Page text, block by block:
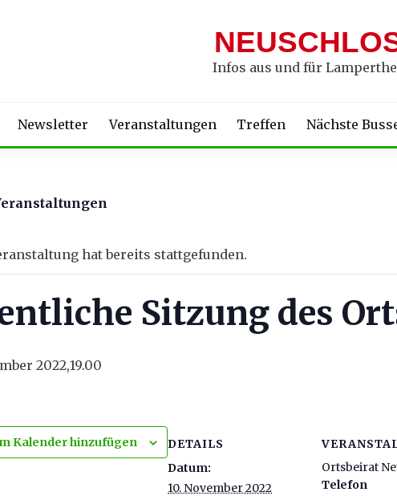
Infos aus und für
Newsletter Veranstaltungen Treffen Nächste
hat bereits stattgefunden.
Sitzung des
2022,19.00
Kalender hinzufügen
DETAILS
Datum:
10. November 2022
Ortsbeirat
Telefon